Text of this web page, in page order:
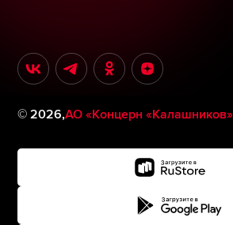
©2026,АО «Концерн «Калашников»